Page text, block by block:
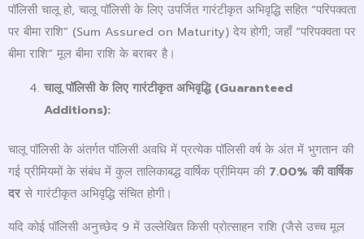
पॉलिसी चालू हो, चालू पॉलिसी के लिए उपर्जित गारंटीकृत अभिवृद्धि सहित “परिपक्वता
पर बीमा राशि” (Sum Assured on Maturity) देय होगी; जहाँ “परिपक्वता पर
बीमा राशि” मूल बीमा राशि के बराबर है।
चालू पॉलिसी के लिए गारंटीकृत अभिवृद्धि (Guaranteed
Additions):
चालू पॉलिसी के अंतर्गत पॉलिसी अवधि में प्रत्येक पॉलिसी वर्ष के अंत में भुगतान की
गई प्रीमियमों के संबंध में कुल तालिकाबद्ध वार्षिक प्रीमियम की 7.00% की वार्षिक
दरसे गारंटीकृत अभिवृद्धि संचित होगी।
यदि कोई पॉलिसी अनुच्छेद 9 में उल्लेखित किसी प्रोत्साहन राशि (जैसे उच्च मूल